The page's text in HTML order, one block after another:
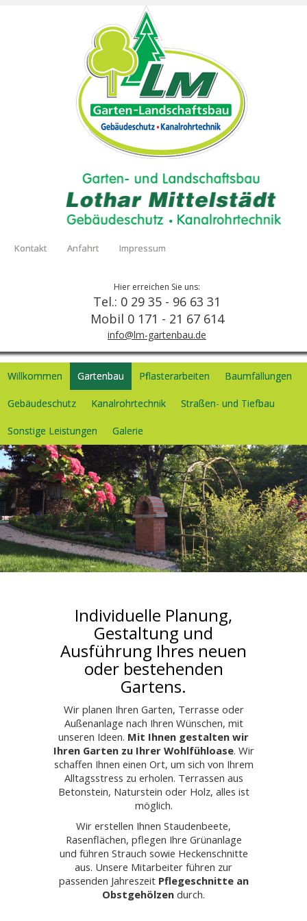
Kontakt Anfahrt Impressum
Hier erreichen Sie uns:
Tel.: 0 29 35 - 96 63 31
Mobil 0 171 - 21 67 614
info@lm-gartenbau.de
Willkommen Gartenbau Pflasterarbeiten Baumfällungen
Gebäudeschutz Kanalrohrtechnik Straßen- und Tiefbau
Sonstige Leistungen Galerie
Individuelle Planung,
Gestaltung und
Ausführung Ihres neuen
oder bestehenden
Gartens.
Wir planen Ihren Garten, Terrasse oder
Außenanlage nach Ihren Wünschen, mit
unseren Ideen. Mit Ihnen gestalten wir
Ihren Garten zu Ihrer Wohlfühloase. Wir
schaffen Ihnen einen Ort, um sich von Ihrem
Alltagsstress zu erholen. Terrassen aus
Betonstein, Naturstein oder Holz, alles ist
möglich.
Wir erstellen Ihnen Staudenbeete,
Rasenflächen, pflegen Ihre Grünanlage
und führen Strauch sowie Heckenschnitte
aus. Unsere Mitarbeiter führen zur
passenden Jahreszeit Pflegeschnitte an
Obstgehölzen durch.